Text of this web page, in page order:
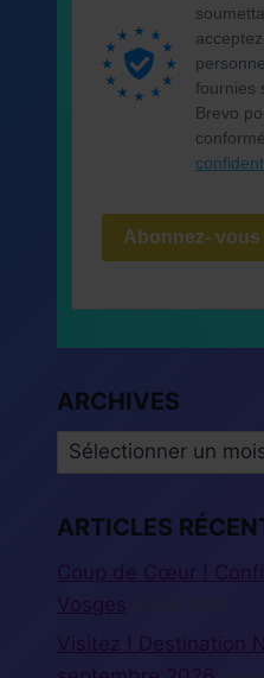
fournies
Brevo
Abonnez- vous
ARCHIVES
ARCHIVES
ARTICLES